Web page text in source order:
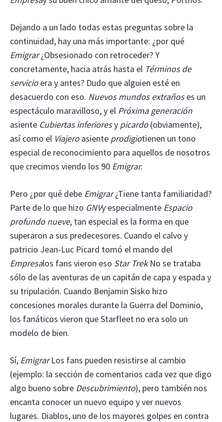
Dejando a un lado todas estas preguntas sobre la
continuidad, hay una más importante: ¿por qué
Emigrar¿Obsesionado con retroceder? Y
concretamente, hacia atrás hasta el Términos de
servicioera y antes? Dudo que alguien esté en
desacuerdo con eso. Nuevos mundos extrañoses un
espectáculo maravilloso, y el Próxima generación
asiente Cubiertas inferioresy picardo(obviamente),
así como el Viajeroasiente prodigiotienen un tono
especial de reconocimiento para aquellos de nosotros
que crecimos viendo los 90 Emigrar.
Pero ¿por qué debe Emigrar¿Tiene tanta familiaridad?
Parte de lo que hizo GNVy especialmente Espacio
profundo nueve, tan especial es la forma en que
superaron a sus predecesores. Cuando el calvo y
patricio Jean-Luc Picard tomó el mando del
Empresalos fans vieron eso Star TrekNo se trataba
sólo de las aventuras de un capitán de capa y espada y
su tripulación. Cuando Benjamin Sisko hizo
concesiones morales durante la Guerra del Dominio,
los fanáticos vieron que Starfleet no era solo un
modelo de bien.
Sí, EmigrarLos fans pueden resistirse al cambio
(ejemplo: la sección de comentarios cada vez que digo
algo bueno sobre Descubrimiento), pero también nos
encanta conocer un nuevo equipo y ver nuevos
lugares. Diablos, uno de los mayores golpes en contra